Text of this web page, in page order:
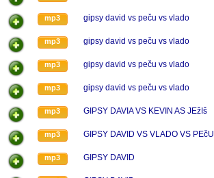
mp3 gipsy david vs peču vs vlado
mp3 gipsy david vs peču vs vlado
mp3 gipsy david vs peču vs vlado
mp3 gipsy david vs peču vs vlado
mp3 GIPSY DAVIA VS KEVIN AS JEžIš
mp3 GIPSY DAVID VS VLADO VS PEčU
mp3 GIPSY DAVID